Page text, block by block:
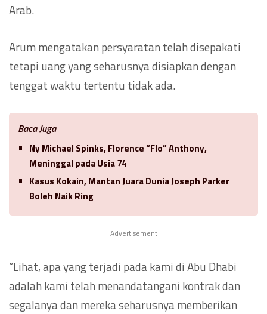
Arab.
Arum mengatakan persyaratan telah disepakati
tetapi uang yang seharusnya disiapkan dengan
tenggat waktu tertentu tidak ada.
Baca Juga
Ny Michael Spinks, Florence “Flo” Anthony,
Meninggal pada Usia 74
Kasus Kokain, Mantan Juara Dunia Joseph Parker
Boleh Naik Ring
Advertisement
“Lihat, apa yang terjadi pada kami di Abu Dhabi
adalah kami telah menandatangani kontrak dan
segalanya dan mereka seharusnya memberikan